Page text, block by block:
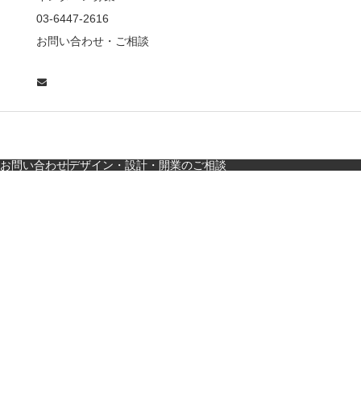
な店舗デザイン
料理・個室の距離感か
03-6447-2616
お問い合わせ・ご相談
お問い合わせデザイン・設計・開業のご相談